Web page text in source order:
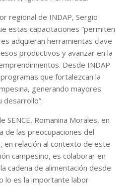
regional de INDAP, Sergio
estas capacitaciones “permiten
adquieran herramientas clave
productivos y avanzar en la
Desde INDAP
que fortalezcan la
generando mayores
SENCE, Romanina Morales, en
de las preocupaciones del
en relación al contexto de este
campesino, es colaborar en
cadena de alimentación desde
lo es la importante labor